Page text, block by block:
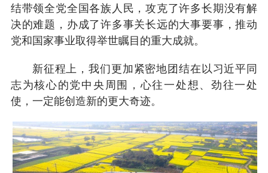
结带领全党全国各族人民，攻克了许多长期没有解
决的难题，办成了许多事关长远的大事要事，推动
党和国家事业取得举世瞩目的重大成就。
新征程上，我们更加紧密地团结在以习近平同
志为核心的党中央周围，心往一处想、劲往一处
使，一定能创造新的更大奇迹。